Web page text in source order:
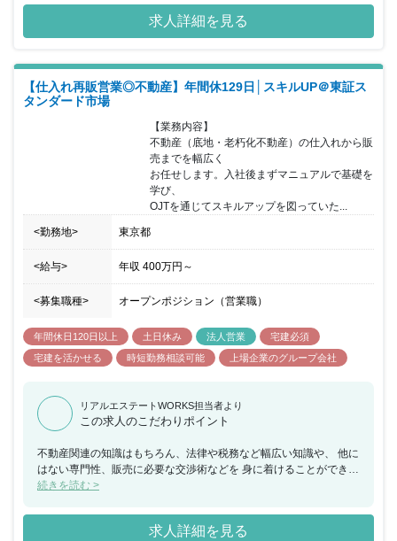
（土日祝休み）/年休129日/残業平均月15時間 また、各種手当が充
実…住宅取得手当1万円～ 3万円/家族手当扶養配偶者1万、 子5千円/
資格手当（宅建・建築士・マンション管理士等） そして、事業の強
スの実績を誇ります。 景気に左右されにくい事業のため、安定的に
長期働くことが 可能です。コロナ禍でも業績は堅調に推移していま
す。 同社は「底地」という、一般的にはあまり知られていない不動
産を 専門に、独自のビジネスモデルを展開している創業45年の 不
動産会社です。 2014年には東京証券取引所第一部上場を実現しま
した。 権利関係の複雑な不動産の権利を調整し、社会的価値を高め
る不 動産再生事業を中心に堅実に成長を続けております。 同社の
主な事業は「底地」と「居抜き」です。 権利が複雑に絡み合って土
地を仕入れる→権利調整→権利関係を シンプルにし、物件の価値を
高めて売却する事業です。 不動産関連の知識はもちろん、法律や税
務など幅広い知識や、 他にはない専門性、販売に必要な交渉術など
を身に 着けることができます。 不動産業界の中でもニッチな領域
です。 問題を抱える不動産を、創業から30年以上積み上げてきた
求人詳細を見る
【仕入れ再販営業◎不動産】年間休129日│スキルUP＠東証ス
タンダード市場
【業務内容】
不動産（底地・老朽化不動産）の仕入れから販
売までを幅広く
お任せします。入社後まずマニュアルで基礎を
学び、
OJTを通じてスキルアップを図っていた...
<勤務地> 東京都
<給与> 年収 400万円 ～
<募集職種> オープンポジション（営業職）
年間休日120日以上 土日休み 法人営業
宅建必須
宅建を活かせる
時短勤務相談可能 上場企業のグループ会社
リアルエステートWORKS担当者より
この求人のこだわりポイント
不動産関連の知識はもちろん、法律や税務など幅広い知識や、 他に
はない専門性、販売に必要な交渉術などを 身に着けることができま
す。 不動産業界の中でもニッチな領域です。問題を抱える不動産を
同社は、不動産業界では珍しい勤務環境です… 完全週休2日制（土
日祝休み）/年休129日/残業平均月15時間 また、各種手当が充実…
続きを読む >
求人詳細を見る